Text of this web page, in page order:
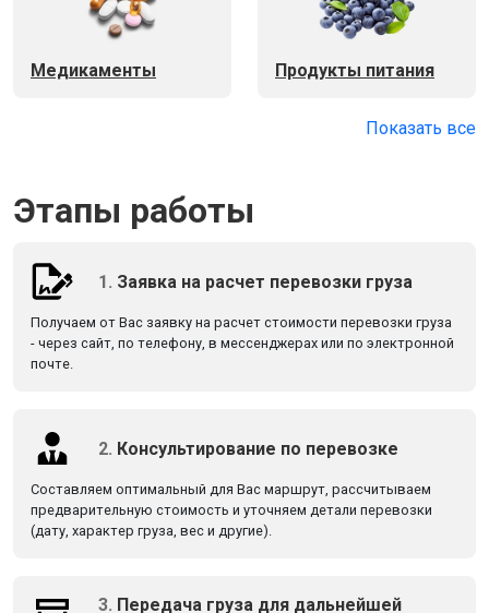
Медикаменты Продукты питания
Показать все
Этапы работы
1. Заявка на расчет перевозки груза
Получаем от Вас заявку на расчет стоимости перевозки груза
- через сайт, по телефону, в мессенджерах или по электронной
почте.
2. Консультирование по перевозке
Составляем оптимальный для Вас маршрут, рассчитываем
предварительную стоимость и уточняем детали перевозки
(дату, характер груза, вес и другие).
3. Передача груза для дальнейшей